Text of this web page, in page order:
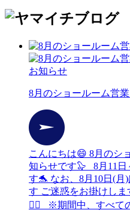
お知らせ
8月のショールーム営
こんにちは😄 8月のシ
知らせです🦭 8月11日
す🐬 なお、8月10日(月
す ご迷惑をお掛けし
🙇‍♀️ ※期間中、すべて